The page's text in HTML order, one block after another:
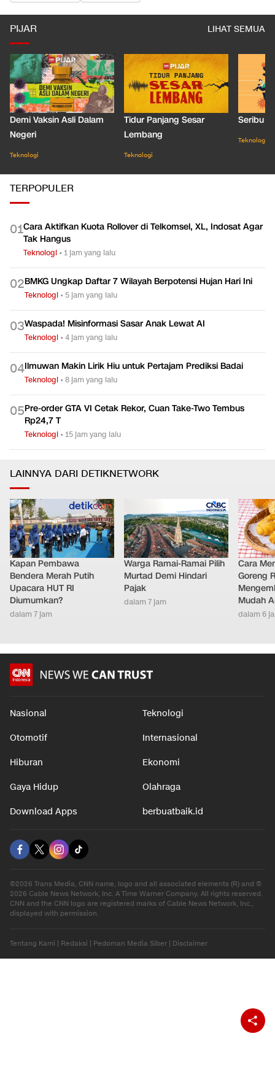
PIJAR LIHAT SEMUA
Demi Vaksin Asli Dalam
Negeri
Teknologi
Tidur Panjang Sesar
Lembang
Teknologi
Seribu
Teknologi
TERPOPULER
01Cara Aktifkan Kuota Rollover di Telkomsel, XL, Indosat Agar
Tak Hangus
Teknologi •1 jam yang lalu
02BMKG Ungkap Daftar 7 Wilayah Berpotensi Hujan Hari Ini
Teknologi • 5 jam yang lalu
03Waspada! Misinformasi Sasar Anak Lewat AI
Teknologi •4 jam yang lalu
04Ilmuwan Makin Lirik Hiu untuk Pertajam Prediksi Badai
Teknologi •8 jam yang lalu
05Pre-order GTA VI Cetak Rekor, Cuan Take-Two Tembus
Rp24,7 T
Teknologi •15 jam yang lalu
LAINNYA DARI DETIKNETWORK
Kapan Pembawa
Bendera Merah Putih
Upacara HUT RI
Diumumkan?
dalam 7 jam
Warga Ramai-Ramai Pilih
Murtad Demi Hindari
Pajak
dalam 7 jam
Cara
Goreng
Mudah
dalam 6
Nasional Teknologi
Otomotif Internasional
Hiburan Ekonomi
Gaya Hidup Olahraga
Download Apps berbuatbaik.id
©2026 Trans Media, CNN name, logo and all associated elements (R) and ©
2026 Cable News Network, Inc. A Time Warner Company. All rights reserved.
CNN and the CNN logo are registered marks of Cable News Network, Inc.,
displayed with permission.
Tentang Kami | Redaksi | Pedoman Media Siber | Disclaimer